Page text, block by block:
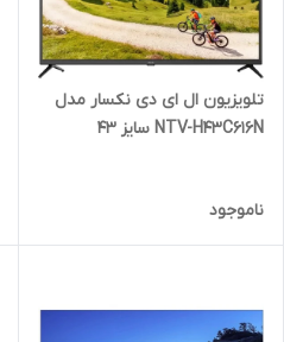
تلویزیون ال ای دی نکسار مدل
NTV-H43C616N سایز 43
ناموجود